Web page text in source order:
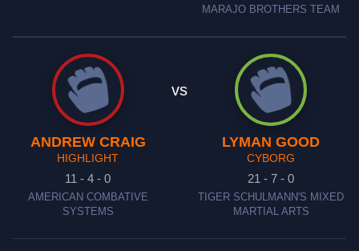
MARAJO BROTHERS TEAM
ANDREW CRAIG
HIGHLIGHT
11 - 4 - 0
AMERICAN COMBATIVE
SYSTEMS
vs
LYMAN GOOD
CYBORG
21 - 7 - 0
TIGER SCHULMANN'S MIXED
MARTIAL ARTS